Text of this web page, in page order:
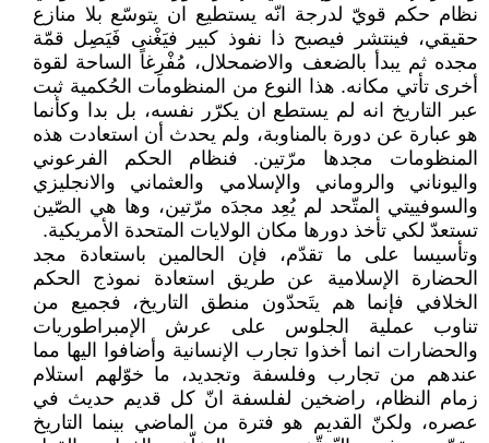
نظام حكم قويّ لدرجة انّه يستطيع ان يتوسّع بلا منازع
حقيقي، فينتشر فيصبح ذا نفوذ كبير فيَغْنى فَيَصِل قمّة
مجده ثم يبدأ بالضعف والاضمحلال، مُفْرِغاً الساحة لقوة
أخرى تأتي مكانه. هذا النوع من المنظومات الحُكمية ثبت
عبر التاريخ انه لم يستطع ان يكرّر نفسه، بل بدا وكأنما
هو عبارة عن دورة بالمناوبة، ولم يحدث أن استعادت هذه
المنظومات مجدها مرّتين. فنظام الحكم الفرعوني
واليوناني والروماني والإسلامي والعثماني والانجليزي
والسوفييتي المتّحد لم يُعِد مجدَه مرّتين، وها هي الصّين
تستعدّ لكي تأخذ دورها مكان الولايات المتحدة الأمريكية.
وتأسيسا على ما تقدّم، فإن الحالمين باستعادة مجد
الحضارة الإسلامية عن طريق استعادة نموذج الحكم
الخلافي فإنما هم يتَحدّون منطق التاريخ، فجميع من
تناوب عملية الجلوس على عرش الإمبراطوريات
والحضارات انما أخذوا تجارب الإنسانية وأضافوا اليها مما
عندهم من تجارب وفلسفة وتجديد، ما خوّلهم استلام
زمام النظام، راضخين لفلسفة انّ كل قديم حديث في
عصره، ولكنّ القديم هو فترة من الماضي بينما التاريخ